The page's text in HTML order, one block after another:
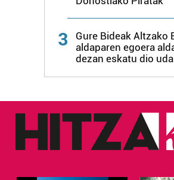
3
Gure Bideak Altzako
aldaparen egoera
dezan eskatu dio